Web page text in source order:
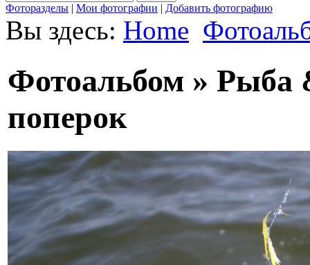
Фоторазделы | Мои фотографии | Добавить фотографию
Вы здесь: Home
Фотоальбом »
поперок